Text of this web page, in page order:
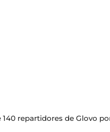
repartidores de Glovo